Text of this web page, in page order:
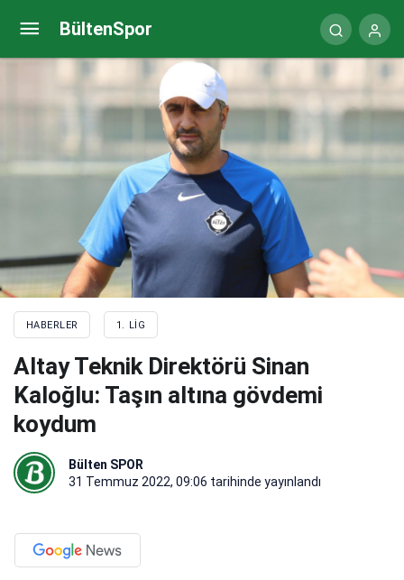
BültenSpor
HABERLER 1. LIG
Altay Teknik Direktörü Sinan
Kaloğlu: Taşın altına gövdemi
koydum
Bülten SPOR
31 Temmuz 2022, 09:06 tarihinde yayınlandı
TFF Başkanı Mehmet Büyükekşi: Maçların festival
havası içerisinde geçmesini istiyoruz